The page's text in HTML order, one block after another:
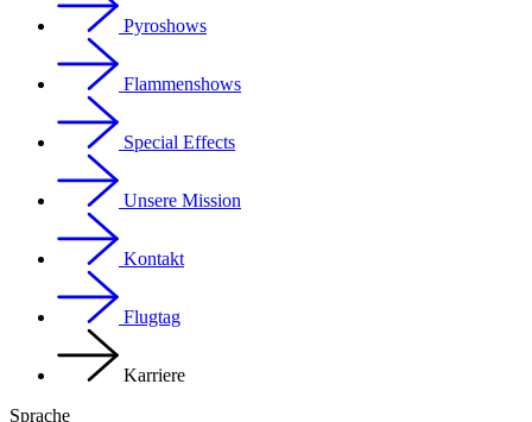
Pyroshows
Flammenshows
Special Effects
Unsere Mission
Kontakt
Flugtag
Karriere
Sprache